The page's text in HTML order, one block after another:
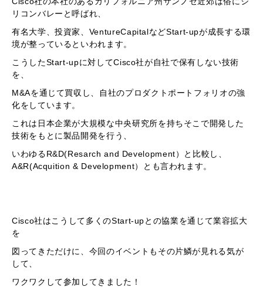
リコンバレーと呼ばれ、
有名大学、投資家、VentureCapitalなどStart-upが成長する環
境が整っているといわれます。
こうしたStart-upに対してCisco社が自社で保有しない技術
を、
M&Aを通じて買収し、自社のプロダクトポートフォリオの強
化をしています。
これは日本企業が大規模な中央研究所を持ちそこで開発した
技術をもとに製品開発を行う、
いわゆるR&D(Resarch and Development）と比較し、
A&R(Acquition & Development）とも言われます。
Cisco社はこうして多くのStart-upとの協業を通じて業容拡大
を
図ってきただけに、今回のイベントもその片鱗が見れる気が
して、
ワクワクして参加してきました！